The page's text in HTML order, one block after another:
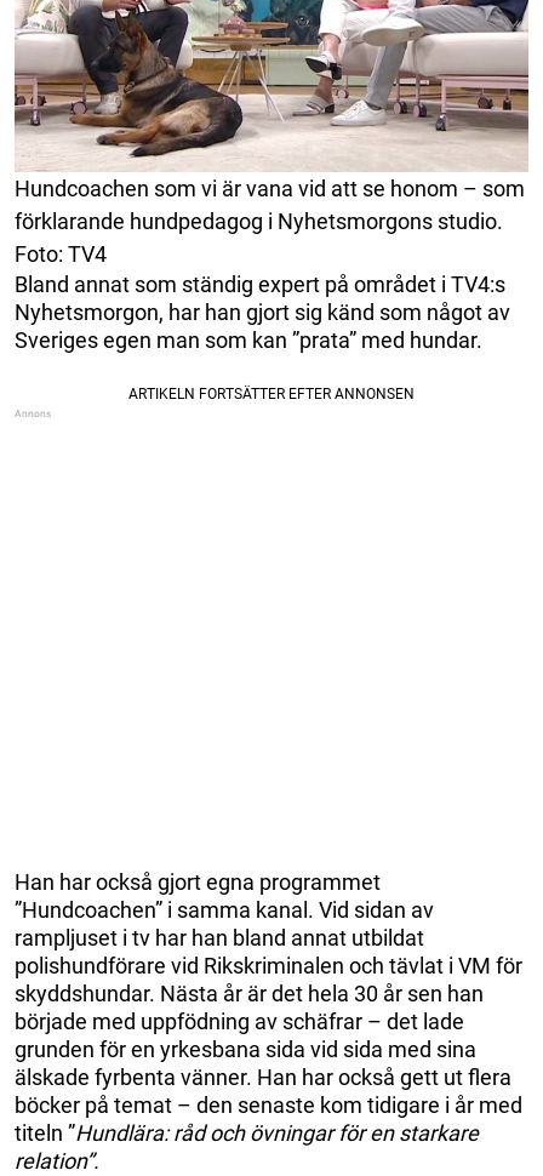
Hundcoachen som vi är vana vid att se honom – som
förklarande hundpedagog i Nyhetsmorgons studio.
Foto: TV4
Bland annat som ständig expert på området i TV4:s
Nyhetsmorgon, har han gjort sig känd som något av
Sveriges egen man som kan ”prata” med hundar.
Han har också gjort egna programmet
”Hundcoachen” i samma kanal. Vid sidan av
rampljuset i tv har han bland annat utbildat
polishundförare vid Rikskriminalen och tävlat i VM för
skyddshundar. Nästa år är det hela 30 år sen han
började med uppfödning av schäfrar – det lade
grunden för en yrkesbana sida vid sida med sina
älskade fyrbenta vänner. Han har också gett ut flera
böcker på temat – den senaste kom tidigare i år med
titeln ”Hundlära: råd och övningar för en starkare
relation”.